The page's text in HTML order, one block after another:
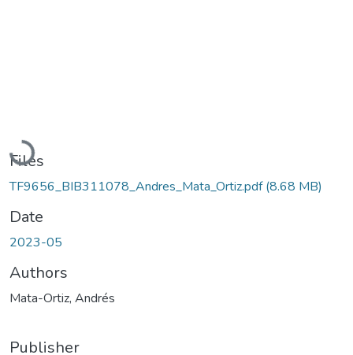
Loading...
Files
TF9656_BIB311078_Andres_Mata_Ortiz.pdf(8.68 MB)
Date
2023-05
Authors
Mata-Ortiz, Andrés
Publisher